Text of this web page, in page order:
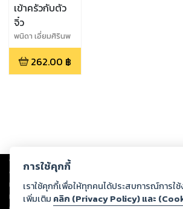
เข้าครัวกับตัว
จิ๋ว
พนิดา เอี่ยมศิรินพ
กุล
262.00 ฿
Copyright © 2026
ต่อผลงานหรือเนื้อหาใดที่อัปโหลดผ่านเว็บไซต์และปราก
ทรัพย์สินทางปัญญาของบุคคลอื่นหรือขัดต่อกฎหมายแล
ทุกท่านโปรดใช้วิจารณญาณในการกลั่นกรองด้วยตนเอ
การใช้คุกกี้
เราใช้คุกกี้เพื่อให้ทุกคนได้ประสบการณ์การใ
เพิ่มเติม คลิก (Privacy Policy) และ